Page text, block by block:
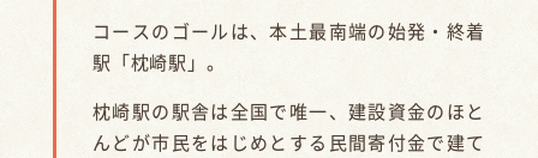
コースのゴールは、本土最南端の始発・終着
駅「枕崎駅」。
枕崎駅の駅舎は全国で唯一、建設資金のほと
んどが市民をはじめとする民間寄付金で建て